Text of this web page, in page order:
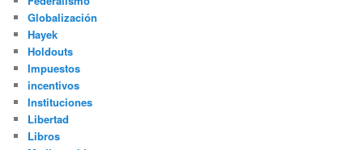
Globalización
Hayek
Holdouts
Impuestos
incentivos
Instituciones
Libertad
Libros